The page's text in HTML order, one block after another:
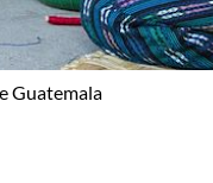
mais encore présente